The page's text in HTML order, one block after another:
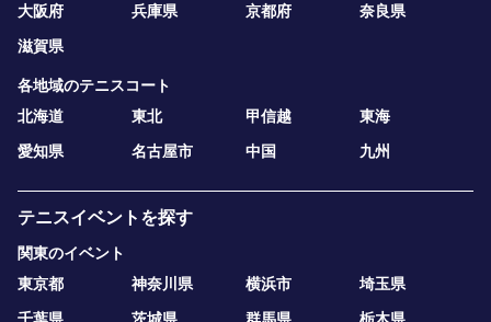
大阪府
兵庫県 京都府
奈良県
滋賀県
各地域のテニスコート
北海道
東北 甲信越
東海
愛知県
名古屋市 中国 九州
テニスイベントを探す
関東のイベント
東京都
神奈川県 横浜市
埼玉県
千葉県
茨城県 群馬県 栃木県